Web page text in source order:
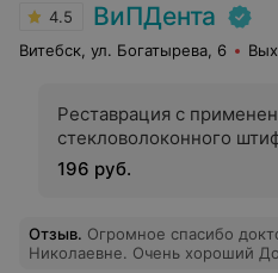
4.5 ВиПДента
Витебск, ул. Богатырева, 6
Реставрация с
стекловолоконного
196 руб.
Отзыв. Огромное спасибо
Николаевне. Очень хороший